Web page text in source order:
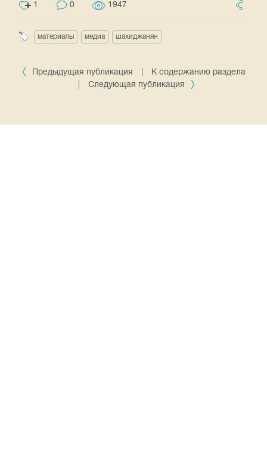
1 0 1947
материалы медиа шахиджанян
Предыдущая публикация
К содержанию раздела
Следующая публикация